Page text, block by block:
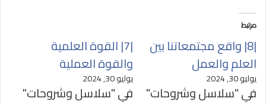
مرتبط
|8| واقع مجتمعاتنا بين
العلم والعمل
يوليو 30, 2024
في "سلاسل وشروحات"
|7| القوة العلمية
والقوة العملية
يوليو 30, 2024
في "سلاسل وشروحات"